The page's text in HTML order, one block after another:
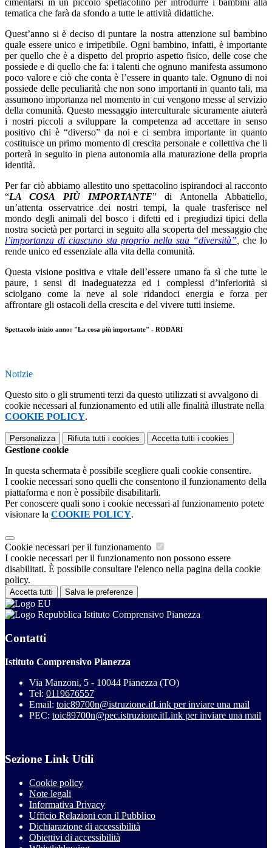
cimentarsi in un piccolo spettacolino per introdurre i bambini alla
tematica che farà da sfondo a tutte le attività didattiche.
Quest’anno si è deciso di puntare la nostra attenzione sul bambino
quale essere unico e irripetibile. Ogni bambino, infatti, è importante
per quello che è a dispetto del proprio aspetto fisico, delle cose che
possiede e di quello che fa: i talenti che ognuno manifesta assumono
poco valore e ciò che conta è l’essere in quanto tale. Ognuno di noi
possiede delle peculiarità che non sono importanti in quanto tali, ma
assumono importanza nel momento in cui vengono messe al servizio
della comunità. Questo messaggio interculturale sicuramente aiuterà
i nostri piccoli a sviluppare la competenza ad accettare in senso
positivo chi è “diverso” da noi e ci sembra importante in quanto
costituisce un primo momento di crescita personale e collettiva che li
porterà in seguito in piena autonomia alla maturazione della propria
identità.
Per far ciò abbiamo allestito uno spettacolino ispirandoci al racconto
“LA COSA PIÙ IMPORTANTE” di Antonella Abbatiello,
un’attenta osservatrice dei nostri tempi, la quale trasferisce nel
mondo degli animali del bosco i difetti ed i pregiudizi tipici della
nostra società per portarci in seguito alla scoperta del messaggio che
l’importanza di ciascuno sta proprio nella sua “diversità”
che lo
rende unico ed essenziale alla vita della comunità.
Questa visione positiva e vitale dell’essere umano fa sì che tutte le
paure, i sensi di inadeguatezza ed i complessi d’inferiorità si
sciolgano come la neve al sole ridandoci energia e forza per
affrontare gli ostacoli della crescita e del vivere tutti insieme.
Spettacolo inizio anno: "La cosa più importante" - RODARI
Notizie
Questo sito o gli strumenti terzi da questo utilizzati si avvalgono di
cookie necessari al funzionamento ed utili alle finalità illustrate nella
COOKIE POLICY.
Personalizza Rifiuta tutti i cookies Accetta tutti i cookies
Gestione cookie
In questa schermata è possibile scegliere quali cookie consentire.
I cookie necessari sono quelli che consentono il funzionamento della
piattaforma e non è possibile disabilitarli.
Per conoscere quali sono i cookie necessari al funzionamento potete
visionare la COOKIE POLICY.
Cookie necessari per il funzionamento
I cookie necessari per il funzionamento non possono essere
disabilitati. È possibile consultare l'elenco nella pagina della cookie
policy.
Accetta tutti Salva le preferenze
Istituto Comprensivo Pianezza
Contatti
Istituto Comprensivo Pianezza
Via Manzoni, 5 - 10044 Pianezza (TO)
Tel: 0119676557
Email: toic89700n@istruzione.itLink per inviare una mail
PEC: toic89700n@pec.istruzione.itLink per inviare una mail
Sezione Link Utili
Cookie policy
Note legali
Informativa Privacy
Ufficio Relazioni con il Pubblico
Dichiarazione di accessibilità
Obiettivi di accessibilità